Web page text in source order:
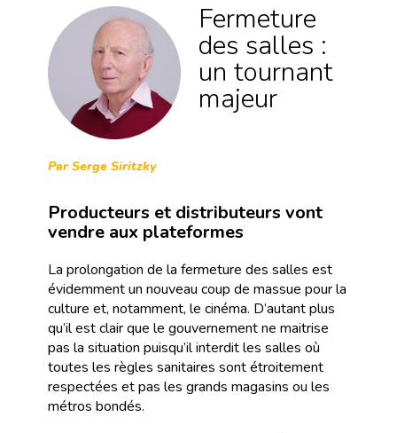
Fermeture
des salles :
un tournant
majeur
Par Serge Siritzky
Producteurs et distributeurs vont
vendre aux plateformes
La prolongation de la fermeture des salles est
évidemment un nouveau coup de massue pour la
culture et, notamment, le cinéma. D’autant plus
qu’il est clair que le gouvernement ne maitrise
pas la situation puisqu’il interdit les salles où
toutes les règles sanitaires sont étroitement
respectées et pas les grands magasins ou les
métros bondés.